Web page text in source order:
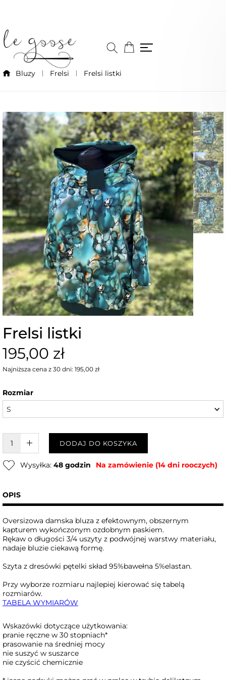
Bluzy Frelsi Frelsi listki
Frelsi listki
195,00 zł
Najniższa cena z 30 dni: 195,00 zł
Rozmiar
S
W KOSZYKU :)DODAJ DO KOSZYKA
Wysyłka: 48 godzin Na zamówienie (14 dni rooczych)
OPIS
Oversizowa damska bluza z efektownym, obszernym
kapturem wykończonym ozdobnym paskiem.
Rękaw o długości 3/4 uszyty z podwójnej warstwy materiału,
nadaje bluzie ciekawą formę.
Szyta z dresówki pętelki skład 95%bawełna 5%elastan.
Przy wyborze rozmiaru najlepiej kierować się tabelą
rozmiarów.
TABELA WYMIARÓW
Wskazówki dotyczące użytkowania:
pranie ręczne w 30 stopniach*
prasowanie na średniej mocy
nie suszyć w suszarce
nie czyścić chemicznie